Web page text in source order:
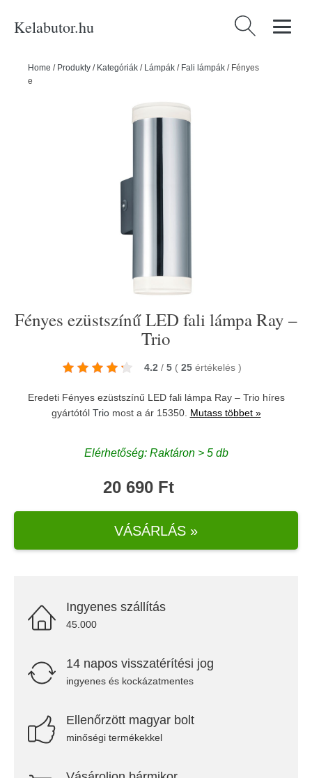
Kelabutor.hu Keresés:
Home / Produkty / Kategóriák / Lámpák / Fali lámpák / Fényes
ezüstszínű LED fali lámpa Ray – Trio
Fényes ezüstszínű LED fali lámpa Ray –
Trio
4.2 / 5 ( 25 értékelés )
Eredeti Fényes ezüstszínű LED fali lámpa Ray – Trio híres
gyártótól Triomost a ár 15350. Mutass többet »
Elérhetőség: Raktáron > 5 db
20 690 Ft
VÁSÁRLÁS »
Ingyenes szállítás
45.000
14 napos visszatérítési jog
ingyenes és kockázatmentes
Ellenőrzött magyar bolt
minőségi termékekkel